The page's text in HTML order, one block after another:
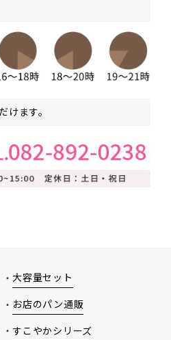
けます。
大容量セット
お店のパン通販
すこやかシリーズ